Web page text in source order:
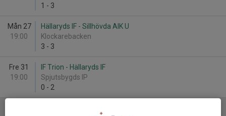
1 - 3
Mån 27
19:00
Hällaryds IF - Sillhövda AIK U
Klockarebacken
3 - 3
Fre 31
19:00
IF Trion - Hällaryds IF
Spjutsbygds IP
0 - 2